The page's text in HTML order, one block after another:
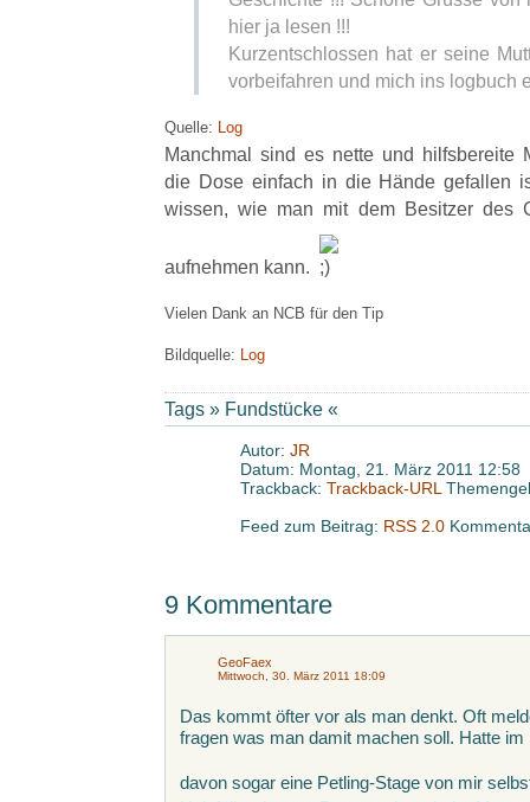
hier ja lesen !!!
Kurzentschlossen hat er seine
vorbeifahren und mich ins logbuch
Quelle: Log
Manchmal sind es nette und hilfsbereite
die Dose einfach in die Hände gefallen
wissen, wie man mit dem Besitzer des
aufnehmen kann.
Vielen Dank an NCB für den Tip
Bildquelle: Log
Tags » Fundstücke «
Autor: JR
Datum: Montag, 21. März 2011 12:58
Trackback: Trackback-URL
Feed zum Beitrag: RSS 2.0
9 Kommentare
GeoFaex
Mittwoch, 30. März 2011 18:09
Das kommt öfter vor als man denkt. Oft
fragen was man damit machen soll. Hatte
davon sogar eine Petling-Stage von mir